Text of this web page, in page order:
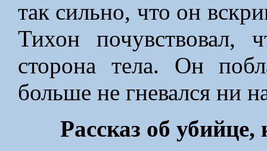
так сильно, что он
Тихон почyвствовал,
сторона тела. Он
больше не гневался ни
Рассказ об убийце,